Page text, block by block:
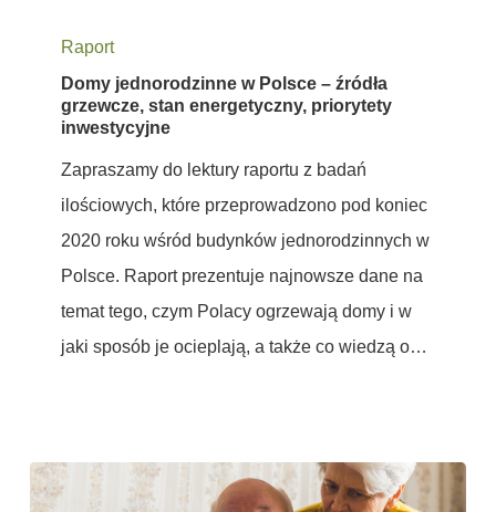
jednorodzinne
Polsce
Raport
Domy jednorodzinne w Polsce – źródła
grzewcze, stan energetyczny, priorytety
inwestycyjne
Zapraszamy do lektury raportu z badań
ilościowych, które przeprowadzono pod koniec
2020 roku wśród budynków jednorodzinnych w
Polsce. Raport prezentuje najnowsze dane na
temat tego, czym Polacy ogrzewają domy i w
jaki sposób je ocieplają, a także co wiedzą o…